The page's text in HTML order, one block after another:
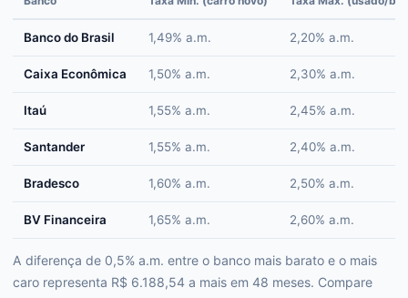
Banco do Brasil 1,49% a.m. 2,20% a.m.
Caixa Econômica 1,50% a.m. 2,30% a.m.
Itaú 1,55% a.m. 2,45% a.m.
Santander 1,55% a.m. 2,40% a.m.
Bradesco 1,60% a.m. 2,50% a.m.
BV Financeira 1,65% a.m. 2,60% a.m.
A diferença de 0,5% a.m. entre o banco mais barato e o mais
caro representa R$ 6.188,54 a mais em 48 meses. Compare